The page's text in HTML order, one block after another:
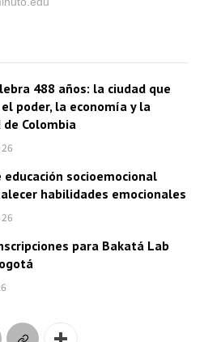
488 años: la ciudad que
poder, la economía y la
Colombia
educación socioemocional
habilidades emocionales
para Bakatá Lab